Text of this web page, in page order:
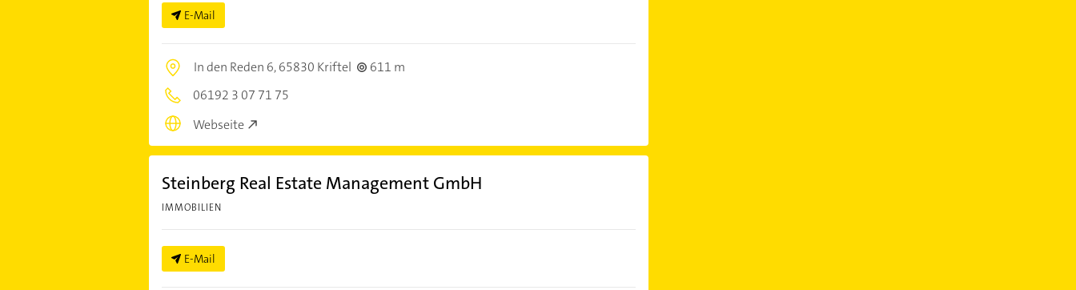
E-Mail
In den Reden 6,65830 Kriftel
611 m
06192 3 07 71 75
Webseite
Steinberg Real Estate Management GmbH
IMMOBILIEN
E-Mail